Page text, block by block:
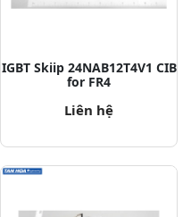
IGBT Skiip 24NAB12T4V1 CIB
for FR4
Liên hệ